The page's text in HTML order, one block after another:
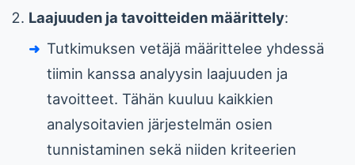
Laajuuden ja tavoitteiden määrittely:
Tutkimuksen vetäjä määrittelee yhdessä
tiimin kanssa analyysin laajuuden ja
tavoitteet. Tähän kuuluu kaikkien
analysoitavien järjestelmän osien
tunnistaminen sekä niiden kriteerien